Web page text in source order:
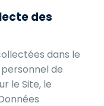
des
dans le
de
le Site, le